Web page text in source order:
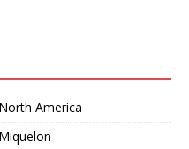
America